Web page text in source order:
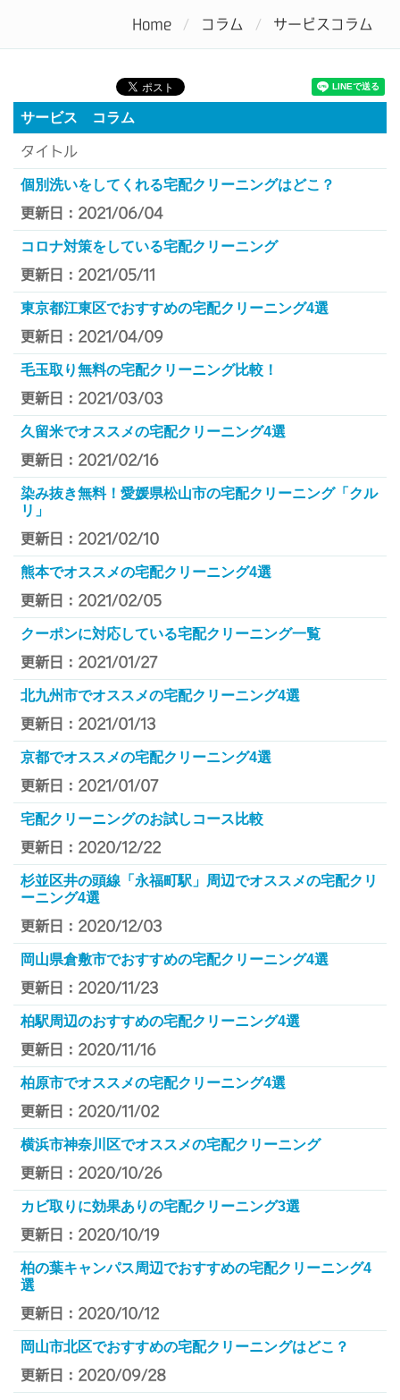
Home コラム サービスコラム
サービス コラム
タイトル
個別洗いをしてくれる宅配クリーニングはどこ？
更新日：2021/06/04
コロナ対策をしている宅配クリーニング
更新日：2021/05/11
東京都江東区でおすすめの宅配クリーニング4選
更新日：2021/04/09
毛玉取り無料の宅配クリーニング比較！
更新日：2021/03/03
久留米でオススメの宅配クリーニング4選
更新日：2021/02/16
染み抜き無料！愛媛県松山市の宅配クリーニング「クル
リ」
更新日：2021/02/10
熊本でオススメの宅配クリーニング4選
更新日：2021/02/05
クーポンに対応している宅配クリーニング一覧
更新日：2021/01/27
北九州市でオススメの宅配クリーニング4選
更新日：2021/01/13
京都でオススメの宅配クリーニング4選
更新日：2021/01/07
宅配クリーニングのお試しコース比較
更新日：2020/12/22
杉並区井の頭線「永福町駅」周辺でオススメの宅配クリ
ーニング4選
更新日：2020/12/03
岡山県倉敷市でおすすめの宅配クリーニング4選
更新日：2020/11/23
柏駅周辺のおすすめの宅配クリーニング4選
更新日：2020/11/16
柏原市でオススメの宅配クリーニング4選
更新日：2020/11/02
横浜市神奈川区でオススメの宅配クリーニング
更新日：2020/10/26
カビ取りに効果ありの宅配クリーニング3選
更新日：2020/10/19
柏の葉キャンパス周辺でおすすめの宅配クリーニング4
選
更新日：2020/10/12
岡山市北区でおすすめの宅配クリーニングはどこ？
更新日：2020/09/28